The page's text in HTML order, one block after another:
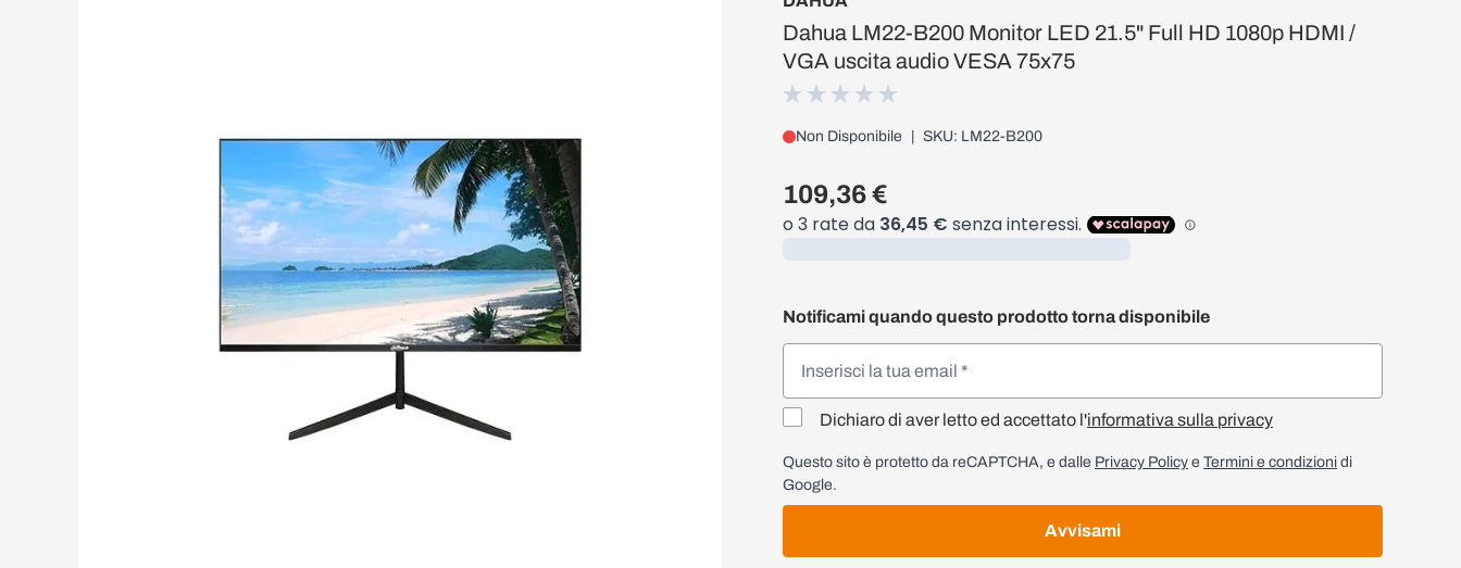
Dahua LM22-B200 Monitor LED 21.5" Full HD 1080p HDMI /
VGA uscita audio VESA 75x75
Non Disponibile SKU: LM22-B200
109,36 €
Notificami quando questo prodotto torna disponibile
Dichiaro di aver letto ed accettato l'informativa sulla privacy
Questo sito è protetto da reCAPTCHA, e dalle Privacy Policy e Termini e condizioni di
Google.
Avvisami